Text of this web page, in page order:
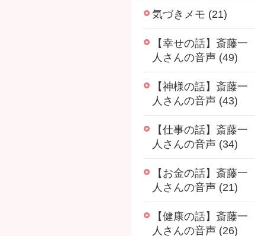
気づきメモ (21)
【幸せの話】斎藤一
人さんの音声 (49)
【神様の話】斎藤一
人さんの音声 (43)
【仕事の話】斎藤一
人さんの音声 (34)
【お金の話】斎藤一
人さんの音声 (21)
【健康の話】斎藤一
人さんの音声 (26)